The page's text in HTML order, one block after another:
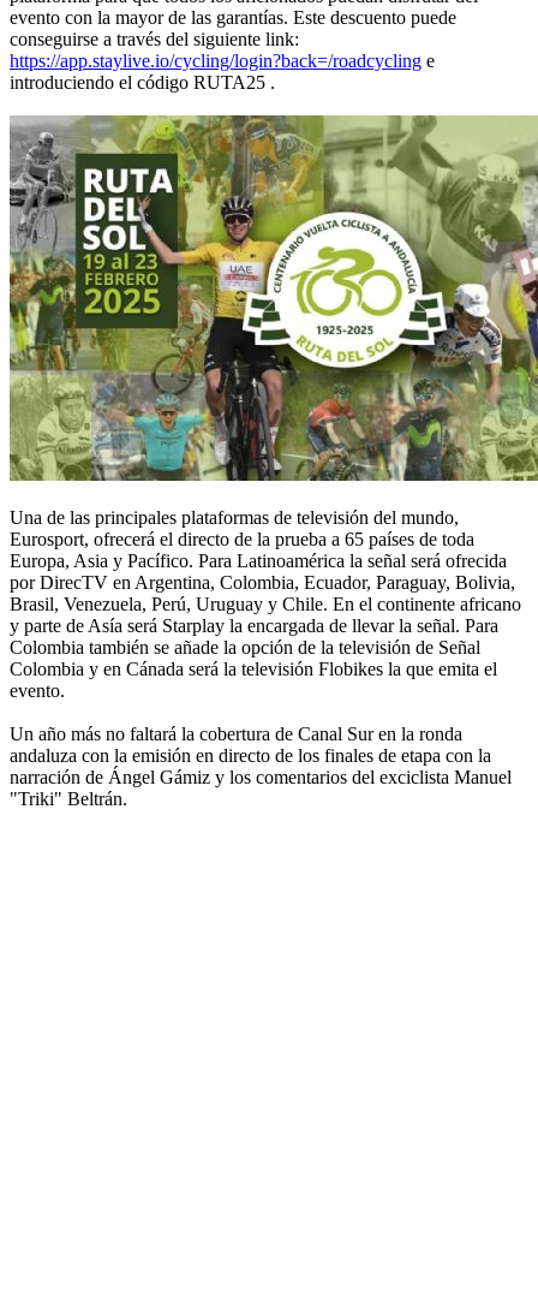
evento con la mayor de las garantías. Este descuento puede
conseguirse a través del siguiente link:
https://app.staylive.io/cycling/login?back=/roadcycling e
introduciendo el código RUTA25 .
Una de las principales plataformas de televisión del mundo,
Eurosport, ofrecerá el directo de la prueba a 65 países de toda
Europa, Asia y Pacífico. Para Latinoamérica la señal será ofrecida
por DirecTV en Argentina, Colombia, Ecuador, Paraguay, Bolivia,
Brasil, Venezuela, Perú, Uruguay y Chile. En el continente africano
y parte de Asía será Starplay la encargada de llevar la señal. Para
Colombia también se añade la opción de la televisión de Señal
Colombia y en Cánada será la televisión Flobikes la que emita el
evento.
Un año más no faltará la cobertura de Canal Sur en la ronda
andaluza con la emisión en directo de los finales de etapa con la
narración de Ángel Gámiz y los comentarios del exciclista Manuel
"Triki" Beltrán.